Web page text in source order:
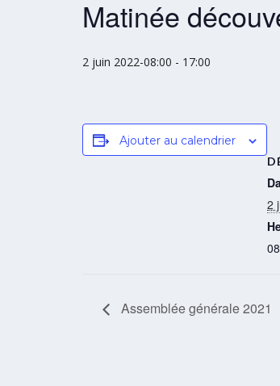
Matinée
2 juin 2022-08:00 - 17:00
Ajouter au calendrier
2
Assemblée générale 2021